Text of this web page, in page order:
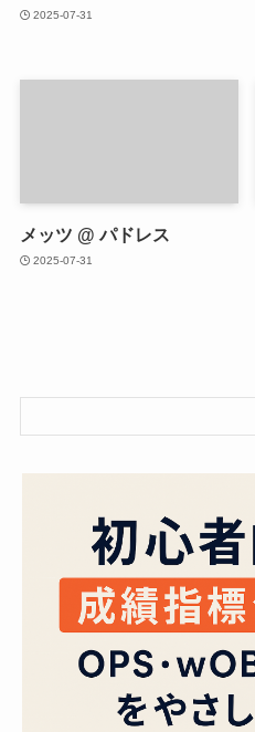
2025-07-31
メッツ @ パドレス
2025-07-31